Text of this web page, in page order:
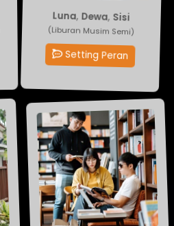
Luna, Dewa, Sisi
(Liburan Musim Semi)
Setting Peran